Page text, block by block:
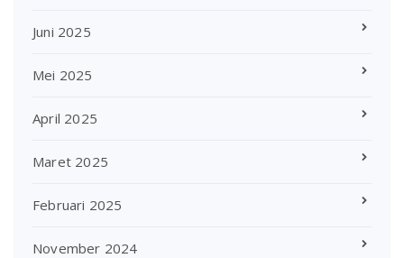
Juni 2025
Mei 2025
April 2025
Maret 2025
Februari 2025
November 2024